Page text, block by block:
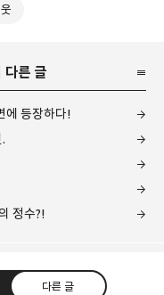
다른 글
에 등장하다!
정수?!
다른 글